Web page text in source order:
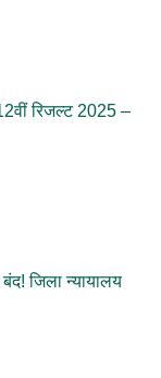
रिजल्ट 2025 –
जिला न्यायालय